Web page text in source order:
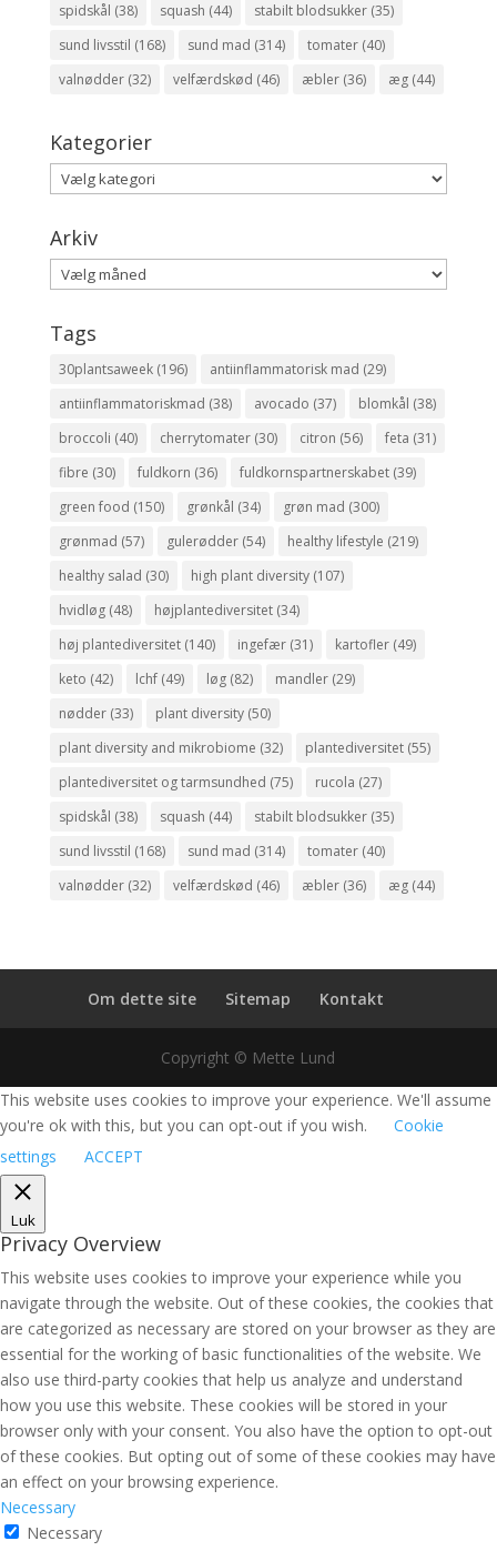
spidskål (38) squash (44) stabilt blodsukker(35)
sund livsstil (168) sund mad (314) tomater(40)
valnødder(32) velfærdskød (46) æbler(36) æg(44)
Kategorier
Kategorier
Arkiv
Arkiv
Tags
30plantsaweek(196) antiinflammatorisk mad (29)
antiinflammatoriskmad (38) avocado (37) blomkål (38)
broccoli (40) cherrytomater(30) citron (56) feta (31)
fibre (30) fuldkorn (36) fuldkornspartnerskabet(39)
green food (150) grønkål (34) grøn mad (300)
grønmad (57) gulerødder(54) healthy lifestyle (219)
healthy salad (30) high plant diversity(107)
hvidløg(48) højplantediversitet(34)
høj plantediversitet(140) ingefær(31) kartofler(49)
keto (42) lchf(49) løg(82) mandler(29)
nødder(33) plant diversity(50)
plant diversity and mikrobiome (32) plantediversitet(55)
plantediversitet og tarmsundhed (75) rucola (27)
spidskål (38) squash (44) stabilt blodsukker(35)
sund livsstil (168) sund mad (314) tomater(40)
valnødder(32) velfærdskød (46) æbler(36) æg(44)
Om dette site Sitemap Kontakt
Copyright © Mette Lund
This website uses cookies to improve your experience. We'll assume
you're ok with this, but you can opt-out if you wish.
Cookie
settings
ACCEPT
Luk
Privacy Overview
This website uses cookies to improve your experience while you
navigate through the website. Out of these cookies, the cookies that
are categorized as necessary are stored on your browser as they are
essential for the working of basic functionalities of the website. We
also use third-party cookies that help us analyze and understand
how you use this website. These cookies will be stored in your
browser only with your consent. You also have the option to opt-out
of these cookies. But opting out of some of these cookies may have
an effect on your browsing experience.
Necessary
Necessary